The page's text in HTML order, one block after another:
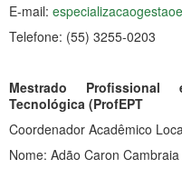
E-mail:
Telefone: (55) 3255-0203
Mestrado
Tecnológica (ProfEPT
Coordenador Acadêmico
Nome: Adão Caron Cambraia